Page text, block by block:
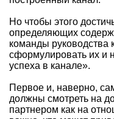
Но чтобы этого
определяющих
команды руководства
сформулировать их и
успеха в канале».
Первое и, наверно,
должны смотреть на
партнером как на